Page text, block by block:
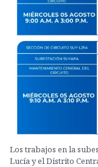
Los trabajos en la
Lucía y el Distrito